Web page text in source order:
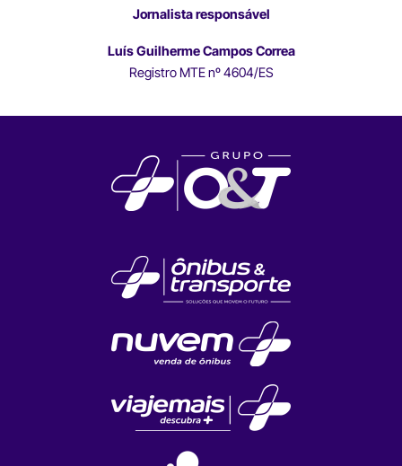
Jornalista responsável
Luís Guilherme Campos Correa
Registro MTE nº 4604/ES